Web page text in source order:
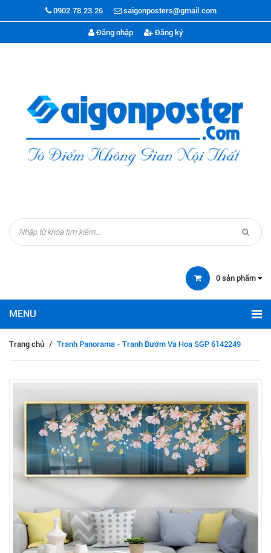
0902.78.23.26 saigonposters@gmail.com
Đăng nhập Đăng ký
0 sản phẩm
Trang chủ / Tranh Panorama - Tranh Bướm Và Hoa SGP 6142249